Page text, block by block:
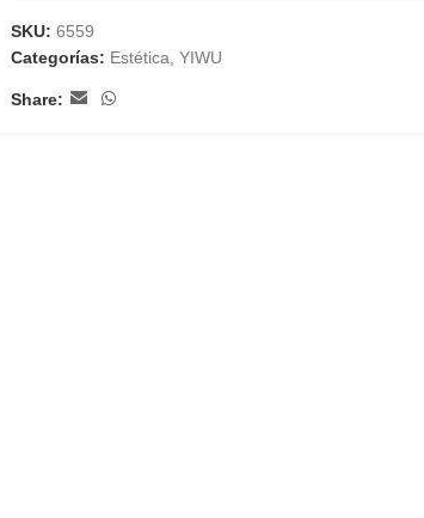
SKU: 6559
Categorías: Estética YIWU
Share: